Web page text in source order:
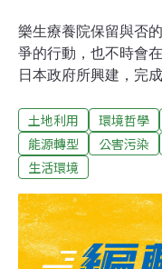
樂生療養院保留與否
爭的行動，也不時會
日本政府所興建，完
具有強烈傳染性的漢
台之後，改名為「樂
樂生院最初只有5棟房
加上職員工宿舍，全
規劃為台北捷運新莊
除了樂生職員宿舍，
除規劃內的台南舍等
土地利用 環境哲學
能源轉型
公害污染
生活環境